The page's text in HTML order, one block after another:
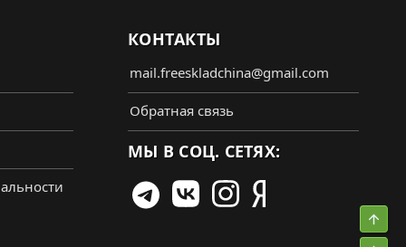
КОНТАКТЫ
mail.freeskladchina@gmail.com
Обратная связь
МЫ В СОЦ. СЕТЯХ: